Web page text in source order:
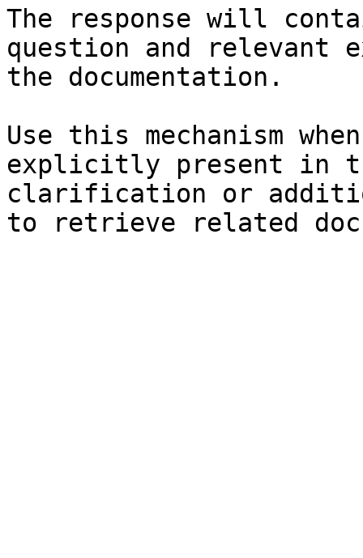
The response will
question and relevant
the documentation.
Use this mechanism
explicitly present in
clarification or